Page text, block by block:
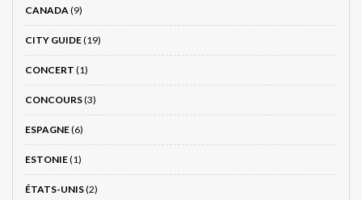
CANADA (9)
CITY GUIDE(19)
CONCERT (1)
CONCOURS(3)
ESPAGNE(6)
ESTONIE(1)
ÉTATS-UNIS(2)